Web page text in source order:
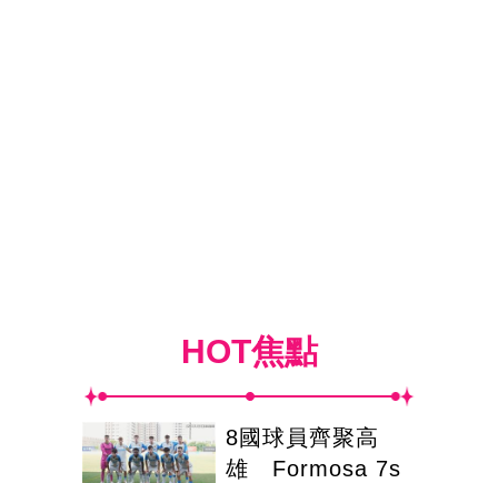
HOT焦點
8國球員齊聚高
雄 Formosa 7s